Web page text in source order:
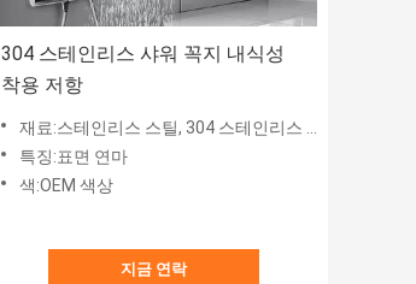
304 스테인리스 샤워 꼭지 내식성
착용 저항
재료:스테인리스 스틸, 304 스테인리스 스틸
특징:표면 연마
색:OEM 색상
지금 연락